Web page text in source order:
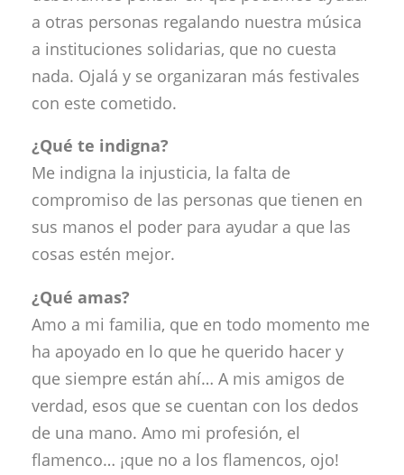
a otras personas regalando nuestra música
a instituciones solidarias, que no cuesta
nada. Ojalá y se organizaran más festivales
con este cometido.
¿Qué te indigna?
Me indigna la injusticia, la falta de
compromiso de las personas que tienen en
sus manos el poder para ayudar a que las
cosas estén mejor.
¿Qué amas?
Amo a mi familia, que en todo momento me
ha apoyado en lo que he querido hacer y
que siempre están ahí… A mis amigos de
verdad, esos que se cuentan con los dedos
de una mano. Amo mi profesión, el
flamenco… ¡que no a los flamencos, ojo!